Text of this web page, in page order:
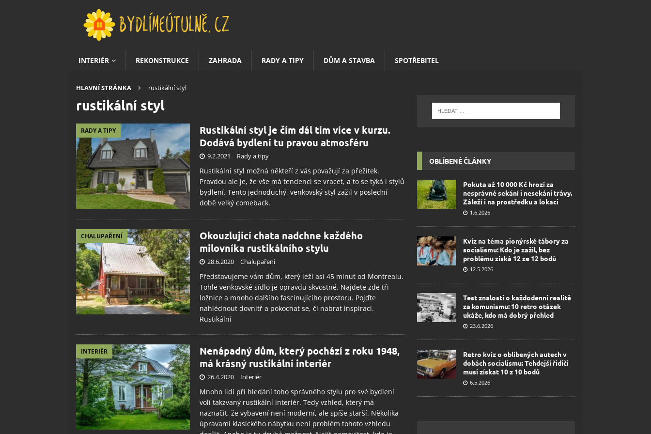
INTERIÉR REKONSTRUKCE ZAHRADA RADY A TIPY DŮM A STAVBA SPOTŘEBITEL
HLAVNÍ STRÁNKA rustikální styl
rustikální styl
RADY A TIPY
Rustikální styl je čím dál tím více v kurzu.
Dodává bydlení tu pravou atmosféru
9.2.2021 Rady a tipy
Rustikální styl možná někteří z vás považují za přežitek.
Pravdou ale je, že vše má tendenci se vracet, a to se týká i stylů
bydlení. Tento jednoduchý, venkovský styl zažil v poslední
době velký comeback.
CHALUPAŘENÍ
Okouzlující chata nadchne každého
milovníka rustikálního stylu
28.6.2020 Chalupaření
Představujeme vám dům, který leží asi 45 minut od Montrealu.
Tohle venkovské sídlo je opravdu skvostné. Najdete zde tři
ložnice a mnoho dalšího fascinujícího prostoru. Pojďte
nahlédnout dovnitř a pokochat se, či nabrat inspiraci.
Rustikální
INTERIÉR
Nenápadný dům, který pochází z roku 1948,
má krásný rustikální interiér
26.4.2020 Interiér
Mnoho lidí při hledání toho správného stylu pro své bydlení
volí takzvaný rustikální interiér. Tedy vzhled, který má
naznačit, že vybavení není moderní, ale spíše starší. Několika
úpravami klasického nábytku není problém tohoto vzhledu
OBLÍBENÉ ČLÁNKY
Pokuta až 10 000 Kč hrozí za
nesprávné sekání i nesekání trávy.
Záleží i na prostředku a lokaci
1.6.2026
Kvíz na téma pionýrské tábory za
socialismu: Kdo je zažil, bez
problému získá 12 ze 12 bodů
12.5.2026
Test znalostí o každodenní realitě
za komunismu: 10 retro otázek
ukáže, kdo má dobrý přehled
23.6.2026
Retro kvíz o oblíbených autech v
dobách socialismu: Tehdejší řidiči
musí získat 10 z 10 bodů
6.5.2026